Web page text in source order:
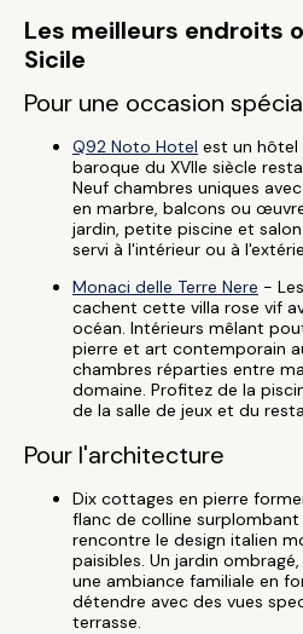
Les meilleurs endroits
Sicile
Pour une occasion
Q92 Noto Hotel est un hôtel
baroque du XVIIe siècle
Neuf chambres uniques
en marbre, balcons ou
jardin, petite piscine et
servi à l'intérieur ou à
Monaci delle Terre Nere -
cachent cette villa rose vif
océan. Intérieurs mêlant
pierre et art contemporain
chambres réparties entre
domaine. Profitez de la
de la salle de jeux et du
Pour l'architecture
Dix cottages en pierre
flanc de colline
rencontre le design italien
paisibles. Un jardin
une ambiance familiale en
détendre avec des vues
terrasse.